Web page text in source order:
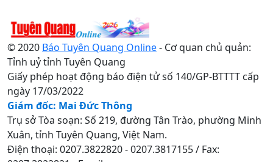
© 2020 Báo Tuyên Quang Online- Cơ quan chủ quản:
Tỉnh uỷ tỉnh Tuyên Quang
Giấy phép hoạt động báo điện tử số 140/GP-BTTTT cấp
ngày 17/03/2022
Giám đốc: Mai Đức Thông
Trụ sở Tòa soạn: Số 219, đường Tân Trào, phường Minh
Xuân, tỉnh Tuyên Quang, Việt Nam.
Điện thoại: 0207.3822820 - 0207.3817155 / Fax: